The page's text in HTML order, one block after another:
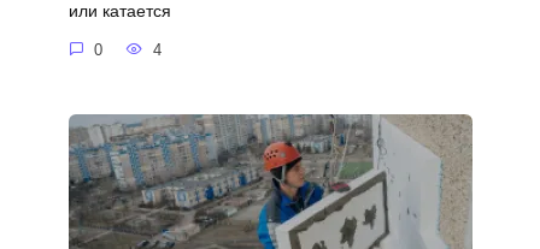
или катается
0 4